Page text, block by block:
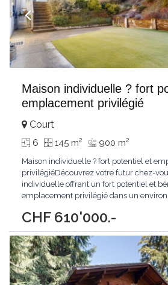
Maison individuelle ? fort
emplacement privilégié
CHF 610'000.-
Court
6 145 m2 900 m2
Maison individuelle ? fort potentiel et
privilégiéDécouvrez votre futur chez-
individuelle offrant un fort potentiel et
emplacement privilégié dans un
cadre de vie paisible et
parcelle, la maison est entourée d'un